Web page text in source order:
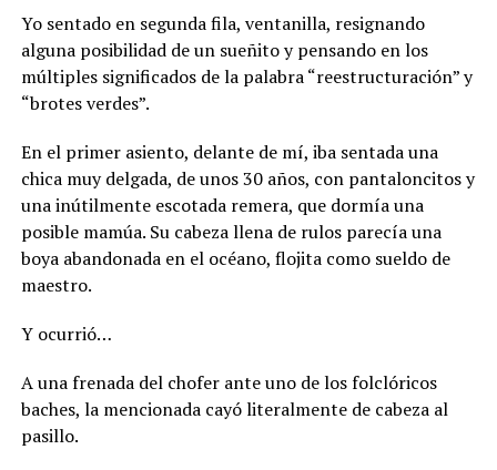
Yo sentado en segunda fila, ventanilla, resignando
alguna posibilidad de un sueñito y pensando en los
múltiples significados de la palabra “reestructuración” y
“brotes verdes”.
En el primer asiento, delante de mí, iba sentada una
chica muy delgada, de unos 30 años, con pantaloncitos y
una inútilmente escotada remera, que dormía una
posible mamúa. Su cabeza llena de rulos parecía una
boya abandonada en el océano, flojita como sueldo de
maestro.
Y ocurrió…
A una frenada del chofer ante uno de los folclóricos
baches, la mencionada cayó literalmente de cabeza al
pasillo.